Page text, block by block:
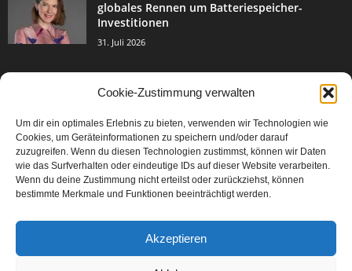
Cookie-Zustimmung verwalten
Um dir ein optimales Erlebnis zu bieten, verwenden wir Technologien wie
Cookies, um Geräteinformationen zu speichern und/oder darauf
zuzugreifen. Wenn du diesen Technologien zustimmst, können wir Daten
wie das Surfverhalten oder eindeutige IDs auf dieser Website verarbeiten.
Wenn du deine Zustimmung nicht erteilst oder zurückziehst, können
bestimmte Merkmale und Funktionen beeinträchtigt werden.
Akzeptieren
globales Rennen um Batteriespeicher-
Investitionen
31. Juli 2026
Events & Success 3004
Breaking News 2067
Aktuelles
Featured Article
Karriere 567